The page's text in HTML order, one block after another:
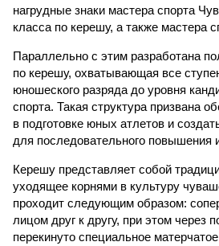
нагрудные знаки мастера спорта
класса по керешу, а также мастера
Параллельно с этим разработана
по керешу, охватывающая все
юношеского разряда до уровня
спорта. Такая структура призвана
в подготовке юных атлетов и
для последовательного повышения
Керешу представляет собой
уходящее корнями в культуру
проходит следующим образом:
лицом друг к другу, при этом через
перекинуто специальное